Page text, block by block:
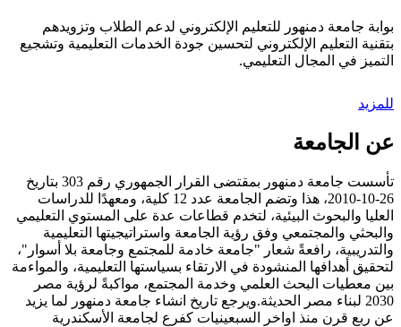
بوابة جامعة دمنهور للتعليم الإلكتروني لدعم الطلاب وتزويدهم
بتقنية التعليم الإلكتروني لتحسين جودة الخدمات التعليمية وتشجيع
التميز في المجال التعليمي.
للمزيد
عن الجامعة
تأسست جامعة دمنهور بمقتضى القرار الجمهوري رقم 303 بتاريخ
26-10-2010، هذا وتضم الجامعة عدد 12 كلية، ومعهدًا للدراسات
العليا والبحوث البيئية، لتخدم قطاعات عدة على المستوي التعليمي
والبحثي والمجتمعي وفق رؤية الجامعة واستراتيجيتها التعليمية
والتدريبية، رافعةً شعار "جامعة خادمة للمجتمع وجامعة بلا أسوار"،
لتحقيق أهدافها المنشودة في الارتقاء بسياستها التعليمية، والمواءمة
بين معطيات البحث العلمي وخدمة المجتمع، مواكبةً لرؤية مصر
2030 لبناء مصر الحديثة.ويرجع تاريخ انشاء جامعة دمنهور لما يزيد
عن ربع قرن منذ اواخر السبعينيات كفرع لجامعة الأسكندرية